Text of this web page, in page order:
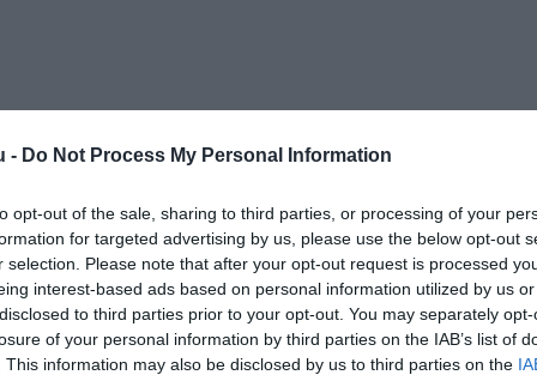
- Do Not Process My Personal Information
opt-out of the sale, sharing to third parties, or processing of your
for targeted advertising by us, please use the below opt-out
selection. Please note that after your opt-out request is processed
interest-based ads based on personal information utilized by us
to third parties prior to your opt-out. You may separately
of your personal information by third parties on the IAB’s list of
This information may also be disclosed by us to third parties on the
az alkalmi torták, melyek egyedülállóan széles
igényt szeretnének kielégíteni. Kínálatunk évről-évre
szerzett tapasztalatainknak köszönhető.
megtalálják hagyományos tortáinkat is, melyeket
alapján készítenek szakképzett cukrászaink.